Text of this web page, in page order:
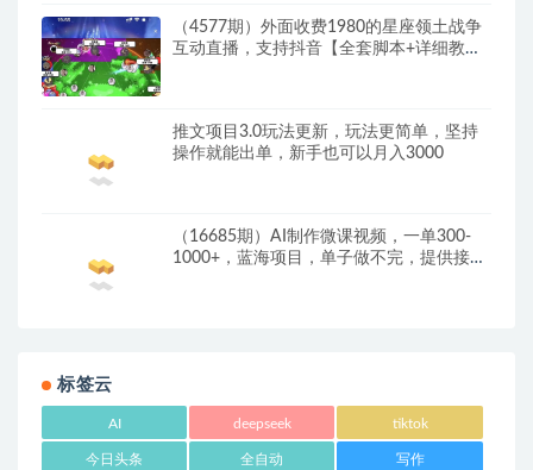
（4577期）外面收费1980的星座领土战争
互动直播，支持抖音【全套脚本+详细教
推文项目3.0玩法更新，玩法更简单，坚持
操作就能出单，新手也可以月入3000
（16685期）AI制作微课视频，一单300-
1000+，蓝海项目，单子做不完，提供接单
标签云
AI deepseek tiktok
今日头条 全自动 写作